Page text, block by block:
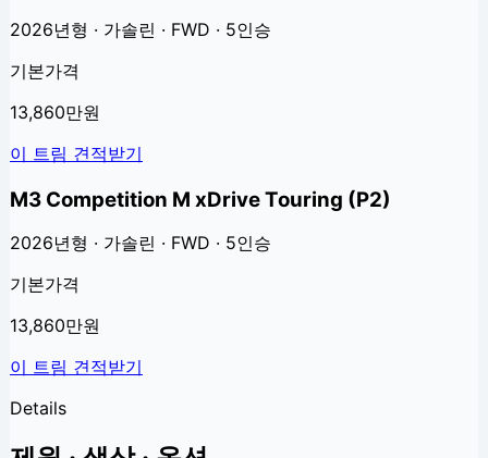
2026년형 · 가솔린 · FWD · 5인승
기본가격
13,860만원
이 트림 견적받기
M3 Competition M xDrive Touring (P2)
2026년형 · 가솔린 · FWD · 5인승
기본가격
13,860만원
이 트림 견적받기
Details